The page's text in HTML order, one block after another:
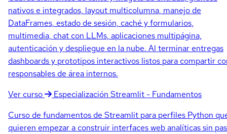
nativos e integrados, layout multicolumna, manejo de
DataFrames, estado de sesión, caché y formularios,
multimedia, chat con LLMs, aplicaciones multipágina,
autenticación y despliegue en la nube. Al terminar entregas
dashboards y prototipos interactivos listos para compartir
responsables de área internos.
Ver curso
Especialización Streamlit - Fundamentos
Curso de fundamentos de Streamlit para perfiles Python
quieren empezar a construir interfaces web analíticas sin